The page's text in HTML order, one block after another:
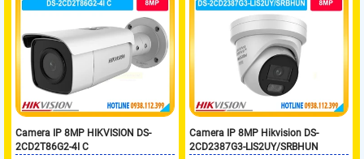
Camera IP 8MP HIKVISION DS-
2CD2T86G2-4I C
Camera IP 8MP Hikvision DS-
2CD2387G3-LIS2UY/SRBHUN